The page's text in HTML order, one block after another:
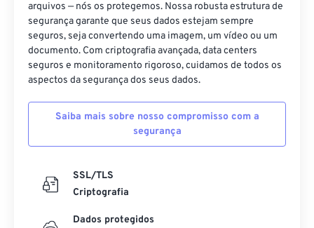
arquivos — nós os protegemos. Nossa robusta estrutura de
segurança garante que seus dados estejam sempre
seguros, seja convertendo uma imagem, um vídeo ou um
documento. Com criptografia avançada, data centers
seguros e monitoramento rigoroso, cuidamos de todos os
aspectos da segurança dos seus dados.
Saiba mais sobre nosso compromisso com a
segurança
SSL/TLS
Criptografia
Dados protegidos